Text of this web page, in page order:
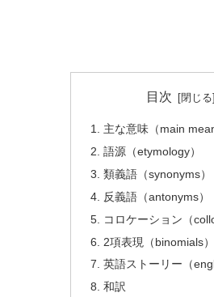
目次
主な意味（main
語源（etymology）
類義語（synonyms）
反義語（antonyms）
コロケーション（
2項表現（binomials）
英語ストーリー（
和訳